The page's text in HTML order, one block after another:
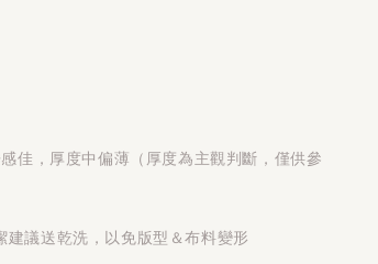
佳，厚度中偏薄（厚度為主觀判斷，僅供參
建議送乾洗，以免版型＆布料變形